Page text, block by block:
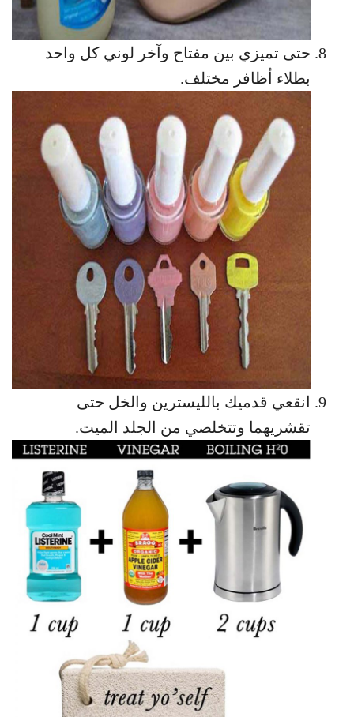
حتى تميزي بين مفتاح وآخر لوني كل واحد
بطلاء أظافر مختلف.
انقعي قدميك بالليسترين والخل حتى
تقشريهما وتتخلصي من الجلد الميت.